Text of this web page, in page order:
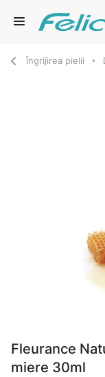
Îngrijirea pielii
Fleurance
miere 30ml